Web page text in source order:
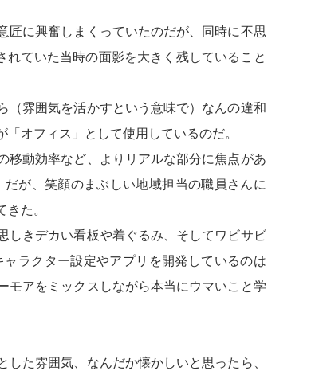
匠に興奮しまくっていたのだが、同時に不思
ていた当時の面影を大きく残していること
（雰囲気を活かすという意味で）なんの違和
オフィス」として使用しているのだ。
移動効率など、よりリアルな部分に焦点があ
が、笑顔のまぶしい地域担当の職員さんに
た。
しきデカい看板や着ぐるみ、そしてワビサビ
ラクター設定やアプリを開発しているのは
モアをミックスしながら本当にウマいこと学
た雰囲気、なんだか懐かしいと思ったら、